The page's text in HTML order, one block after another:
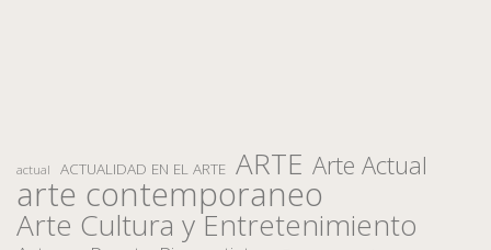
actual ACTUALIDAD EN EL ARTE ARTE Arte Actual
arte contemporaneo
Arte Cultura y Entretenimiento